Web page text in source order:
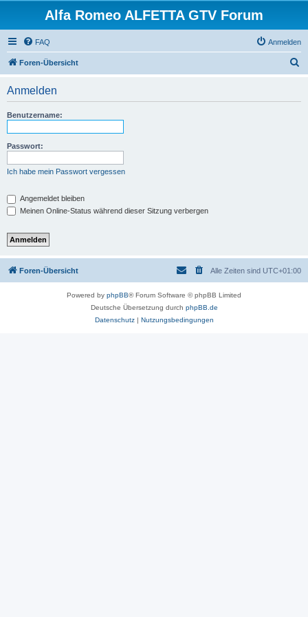
Alfa Romeo ALFETTA GTV Forum
FAQ Anmelden
Foren-Übersicht
Anmelden
Benutzername:
Passwort:
Ich habe mein Passwort vergessen
Angemeldet bleiben
Meinen Online-Status während dieser Sitzung verbergen
Foren-Übersicht Alle Zeiten sind UTC+01:00
Powered by phpBB® Forum Software © phpBB Limited
Deutsche Übersetzung durch phpBB.de
Datenschutz| Nutzungsbedingungen